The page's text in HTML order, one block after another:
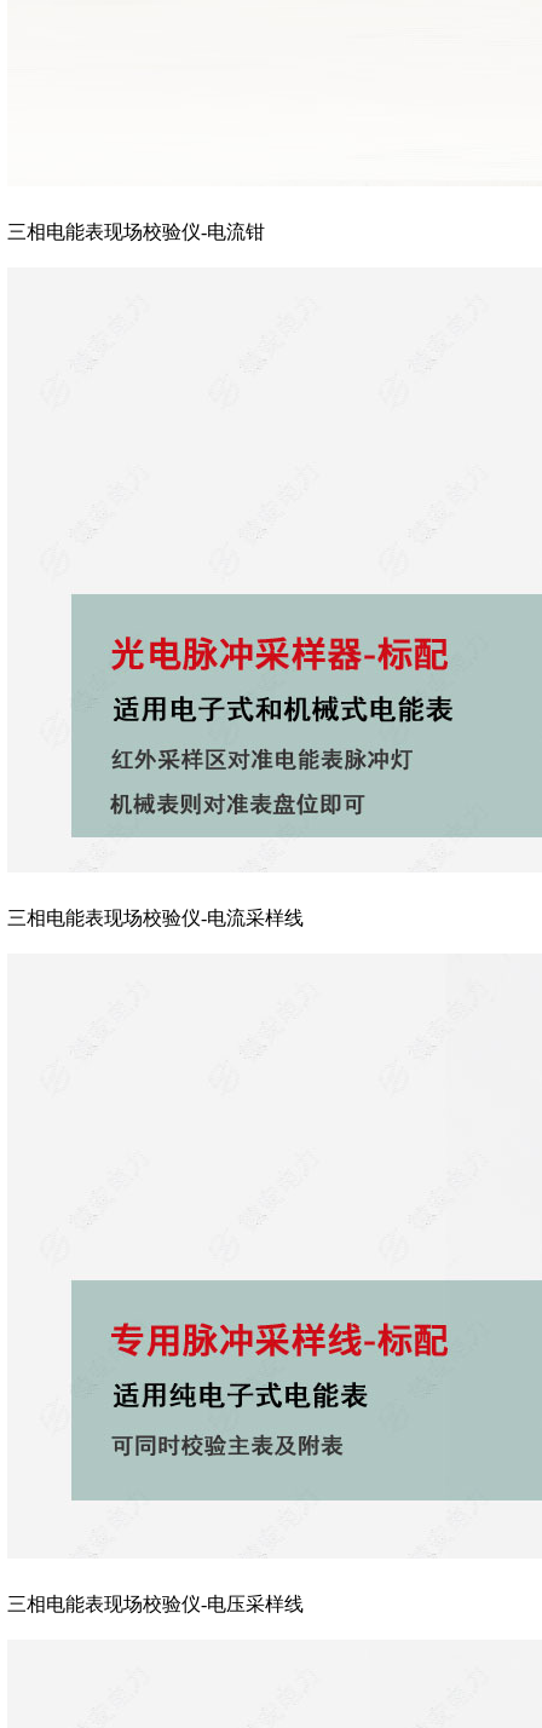
三相电能表现场校验仪-电流钳
三相电能表现场校验仪-电流采样线
三相电能表现场校验仪-电压采样线